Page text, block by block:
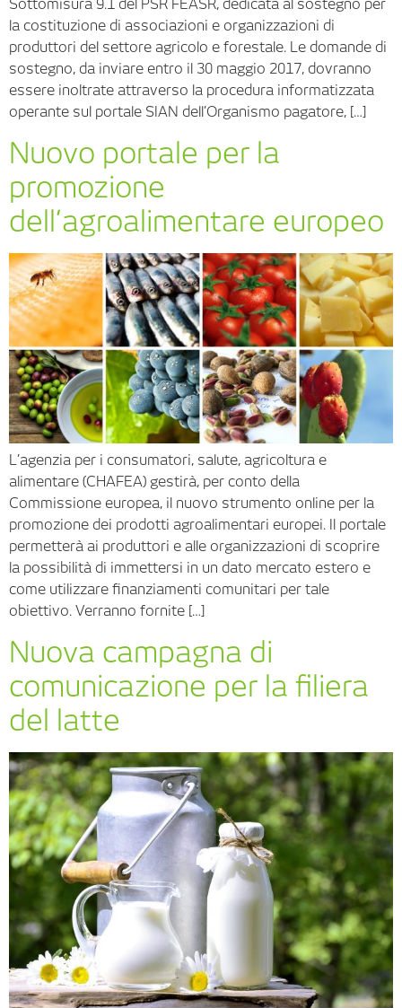
Sottomisura 9.1 del PSR FEASR, dedicata al sostegno per
la costituzione di associazioni e organizzazioni di
produttori del settore agricolo e forestale. Le domande di
sostegno, da inviare entro il 30 maggio 2017, dovranno
essere inoltrate attraverso la procedura informatizzata
operante sul portale SIAN dell’Organismo pagatore, […]
Nuovo portale per la
promozione
dell’agroalimentare europeo
L’agenzia per i consumatori, salute, agricoltura e
alimentare (CHAFEA) gestirà, per conto della
Commissione europea, il nuovo strumento online per la
promozione dei prodotti agroalimentari europei. Il portale
permetterà ai produttori e alle organizzazioni di scoprire
la possibilità di immettersi in un dato mercato estero e
come utilizzare finanziamenti comunitari per tale
obiettivo. Verranno fornite […]
Nuova campagna di
comunicazione per la filiera
del latte